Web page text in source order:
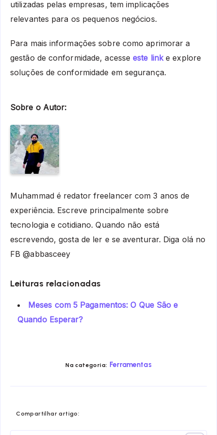
utilizadas pelas empresas, tem implicações
relevantes para os pequenos negócios.
Para mais informações sobre como aprimorar a
gestão de conformidade, acesseeste linke explore
soluções de conformidade em segurança.
Sobre o Autor:
Muhammad é redator freelancer com 3 anos de
experiência. Escreve principalmente sobre
tecnologia e cotidiano. Quando não está
escrevendo, gosta de ler e se aventurar. Diga olá no
FB @abbasceey
Leituras relacionadas
Meses com 5 Pagamentos: O Que São e
Quando Esperar?
Na categoria: Ferramentas
Compartilhar artigo: